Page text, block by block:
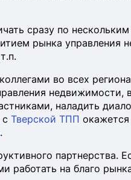
сразу по
рынка управления
во всех
недвижимости,
наладить
Тверской ТПП
.
партнерства.
работать на благо